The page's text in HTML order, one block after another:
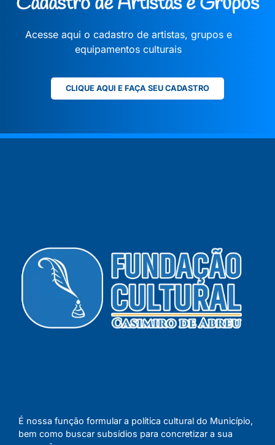
Acesse aqui o cadastro de artistas, grupos e
equipamentos culturais
CLIQUE AQUI E FAÇA SEU CADASTRO
É nossa função formular a política cultural do Município,
bem como buscar subsídios para concretizar a sua